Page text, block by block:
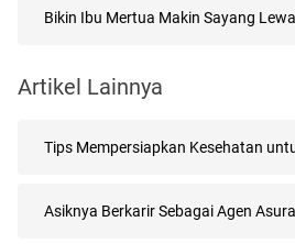
Bikin Ibu Mertua Makin Sayang
Artikel Lainnya
Tips Mempersiapkan Kesehatan
Asiknya Berkarir Sebagai Agen